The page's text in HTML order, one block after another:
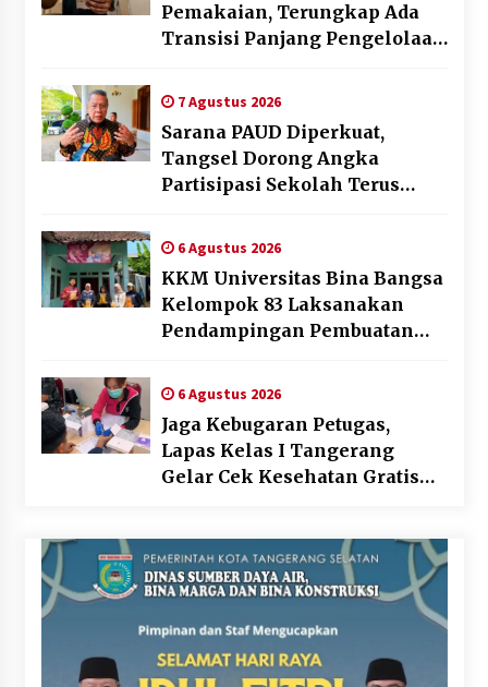
Pemakaian, Terungkap Ada
Transisi Panjang Pengelolaan
Transparan
7 Agustus 2026
Sarana PAUD Diperkuat,
Tangsel Dorong Angka
Partisipasi Sekolah Terus
6 Agustus 2026
KKM Universitas Bina Bangsa
Kelompok 83 Laksanakan
Pendampingan Pembuatan
Memperkuat Pemasaran
UMKM di Desa Cempaka
6 Agustus 2026
Jaga Kebugaran Petugas,
Lapas Kelas I Tangerang
Gelar Cek Kesehatan Gratis